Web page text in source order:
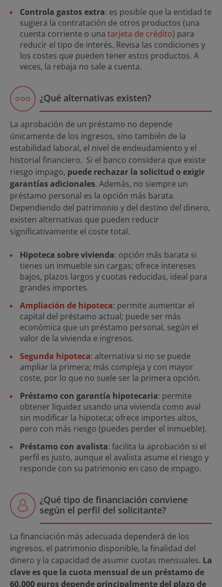
Controla gastos extra: es posible que la entidad te
sugiera la contratación de otros productos (una
cuenta corriente o una tarjeta de crédito) para
reducir el tipo de interés. Revisa las condiciones y
los costes que pueden tener estos productos. A
veces, la rebaja no sale a cuenta.
¿Qué alternativas existen?
La aprobación de un préstamo no depende
únicamente de los ingresos, sino también de la
estabilidad laboral, el nivel de endeudamiento y el
historial financiero. Si el banco considera que existe
riesgo impago, puede rechazar la solicitud o exigir
garantías adicionales. Además, no siempre un
préstamo personal es la opción más barata.
Dependiendo del patrimonio y del destino del dinero,
existen alternativas que pueden reducir
significativamente el coste total.
Hipoteca sobre vivienda: opción más barata si
tienes un inmueble sin cargas; ofrece intereses
bajos, plazos largos y cuotas reducidas, ideal para
grandes importes.
Ampliación de hipoteca: permite aumentar el
capital del préstamo actual; puede ser más
económica que un préstamo personal, según el
valor de la vivienda e ingresos.
Segunda hipoteca: alternativa si no se puede
ampliar la primera; más compleja y con mayor
coste, por lo que no suele ser la primera opción.
Préstamo con garantía hipotecaria: permite
obtener liquidez usando una vivienda como aval
sin modificar la hipoteca; ofrece importes altos,
pero con más riesgo (puedes perder el inmueble).
Préstamo con avalista: facilita la aprobación si el
perfil es justo, aunque el avalista asume el riesgo y
responde con su patrimonio en caso de impago.
¿Qué tipo de financiación conviene
según el perfil del solicitante?
La financiación más adecuada dependerá de los
ingresos, el patrimonio disponible, la finalidad del
dinero y la capacidad de asumir cuotas mensuales. La
clave es que la cuota mensual de un préstamo de
60.000 euros depende principalmente del plazo de